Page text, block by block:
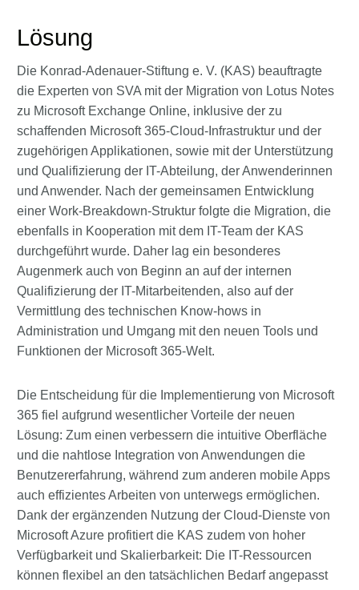
Lösung
Die Konrad-Adenauer-Stiftung e. V. (KAS) beauftragte
die Experten von SVA mit der Migration von Lotus Notes
zu Microsoft Exchange Online, inklusive der zu
schaffenden Microsoft 365-Cloud-Infrastruktur und der
zugehörigen Applikationen, sowie mit der Unterstützung
und Qualifizierung der IT-Abteilung, der Anwenderinnen
und Anwender. Nach der gemeinsamen Entwicklung
einer Work-Breakdown-Struktur folgte die Migration, die
ebenfalls in Kooperation mit dem IT-Team der KAS
durchgeführt wurde. Daher lag ein besonderes
Augenmerk auch von Beginn an auf der internen
Qualifizierung der IT-Mitarbeitenden, also auf der
Vermittlung des technischen Know-hows in
Administration und Umgang mit den neuen Tools und
Funktionen der Microsoft 365-Welt.
Die Entscheidung für die Implementierung von Microsoft
365 fiel aufgrund wesentlicher Vorteile der neuen
Lösung: Zum einen verbessern die intuitive Oberfläche
und die nahtlose Integration von Anwendungen die
Benutzererfahrung, während zum anderen mobile Apps
auch effizientes Arbeiten von unterwegs ermöglichen.
Dank der ergänzenden Nutzung der Cloud-Dienste von
Microsoft Azure profitiert die KAS zudem von hoher
Verfügbarkeit und Skalierbarkeit: Die IT-Ressourcen
können flexibel an den tatsächlichen Bedarf angepasst